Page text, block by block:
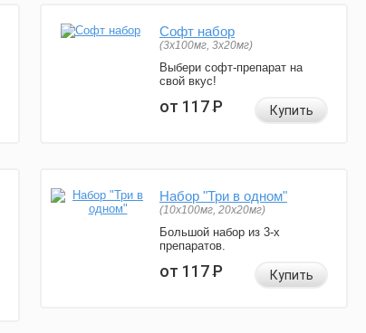
Софт набор
(3x100мг, 3x20мг)
Выбери софт-препарат на
свой вкус!
от 117Р Купить
Набор "Три в одном"
(10x100мг, 20x20мг)
Большой набор из 3-х
препаратов.
от 117Р Купить